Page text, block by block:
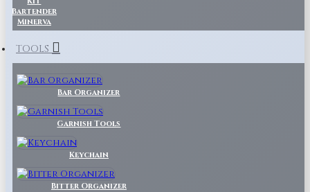
Bartender
Minerva
TOOLS
Bar Organizer
Garnish Tools
Keychain
Bitter Organizer